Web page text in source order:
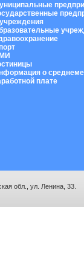
о
плате
обл., ул. Ленина, 33.